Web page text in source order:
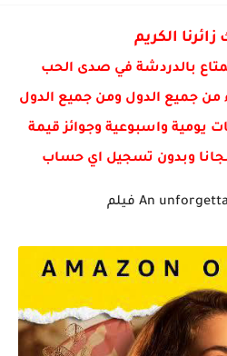
زائرنا الكريم
بالدردشة في صدى الحب
جميع الدول ومن جميع الدول
يومية واسبوعية وجوائز قيمة
وبدون تسجيل اي حساب